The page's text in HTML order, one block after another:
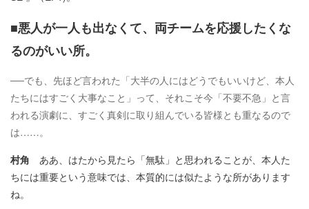
■悪人が一人も出なくて、両チームを応援したくな
るのがいい所。
──でも、先ほど言われた「大半の人にはどうでもいいけど、本人
たちにはすごく大事なこと」って、それこそ今「不要不急」と言
われる演劇に、すごく真剣に取り組んでいる皆様とも重なるので
は……。
村角 ああ、はたから見たら「無駄」と思われることが、本人た
ちには重要という意味では、本質的には似たような所があります
ね。